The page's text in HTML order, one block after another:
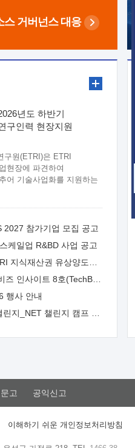
스거버넌스 대응
년도 하반기
구인력 현장지원
구원(ETRI)은 ETRI
현장에 파견하여
어 기술사업화를 지원하는
. 2026년 8월
인력을 기업현장에 파견.
함으로써 ETRI 개발기술의
기업을 강견기업으로
 신청자격: ETRI
소기업, 기술이전/출자기업
의 40%  추진일정(1)
수(2)희망인력-희망기업
/ 선정(심의)(4)협약체결
9월 중순 10월 이후*
2027 참가기업 모집 공고
케일업 R&BD 사업 공고
ETRI 테크비즈 인사이트 8호(TechBiz Insight Vol.8) 발간
행사 안내
고 공익신고
이해하기 쉬운 개인정보처리방침